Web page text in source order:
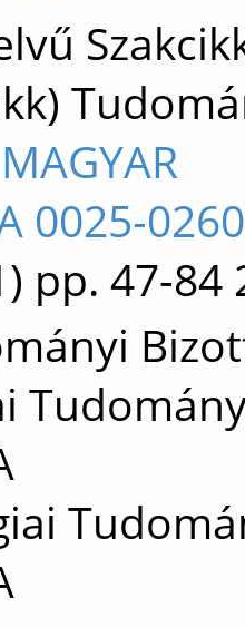
MAGYAR
0025-
pp. 47-84